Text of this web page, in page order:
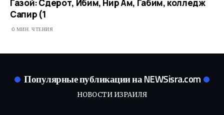
Газой: Сдерот, Ибим, Нир Ам, Габим, колледж
Сапир (1
0 МИН. ЧТЕНИЯ
Популярные публикации на NEWSisra.com
НОВОСТИ ИЗРАИЛЯ